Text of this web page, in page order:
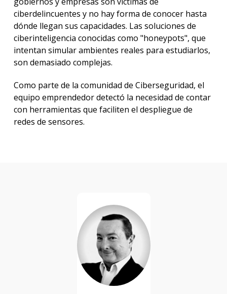
ciberdelincuentes y no hay forma de conocer hasta
dónde llegan sus capacidades. Las soluciones de
ciberinteligencia conocidas como "honeypots", que
intentan simular ambientes reales para estudiarlos,
son demasiado complejas.
Como parte de la comunidad de Ciberseguridad, el
equipo emprendedor detectó la necesidad de contar
con herramientas que faciliten el despliegue de
redes de sensores.